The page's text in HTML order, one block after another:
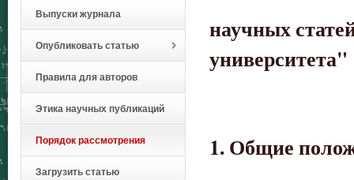
Выпуски журнала
Опубликовать статью
Правила для авторов
Этика научных публикаций
Порядок рассмотрения
Загрузить статью
научных
университета"
1. Общие